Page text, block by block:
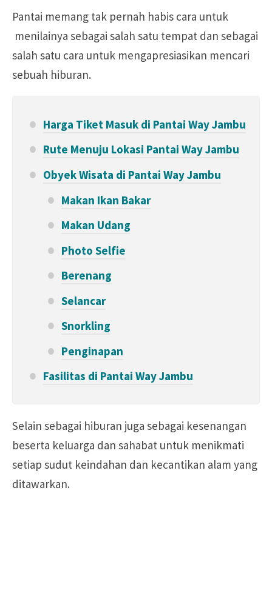
Pantai memang tak pernah habis cara untuk
menilainya sebagai salah satu tempat dan sebagai
salah satu cara untuk mengapresiasikan mencari
sebuah hiburan.
Harga Tiket Masuk di Pantai Way Jambu
Rute Menuju Lokasi Pantai Way Jambu
Obyek Wisata di Pantai Way Jambu
Makan Ikan Bakar
Makan Udang
Photo Selfie
Berenang
Selancar
Snorkling
Penginapan
Fasilitas di Pantai Way Jambu
Selain sebagai hiburan juga sebagai kesenangan
beserta keluarga dan sahabat untuk menikmati
setiap sudut keindahan dan kecantikan alam yang
ditawarkan.